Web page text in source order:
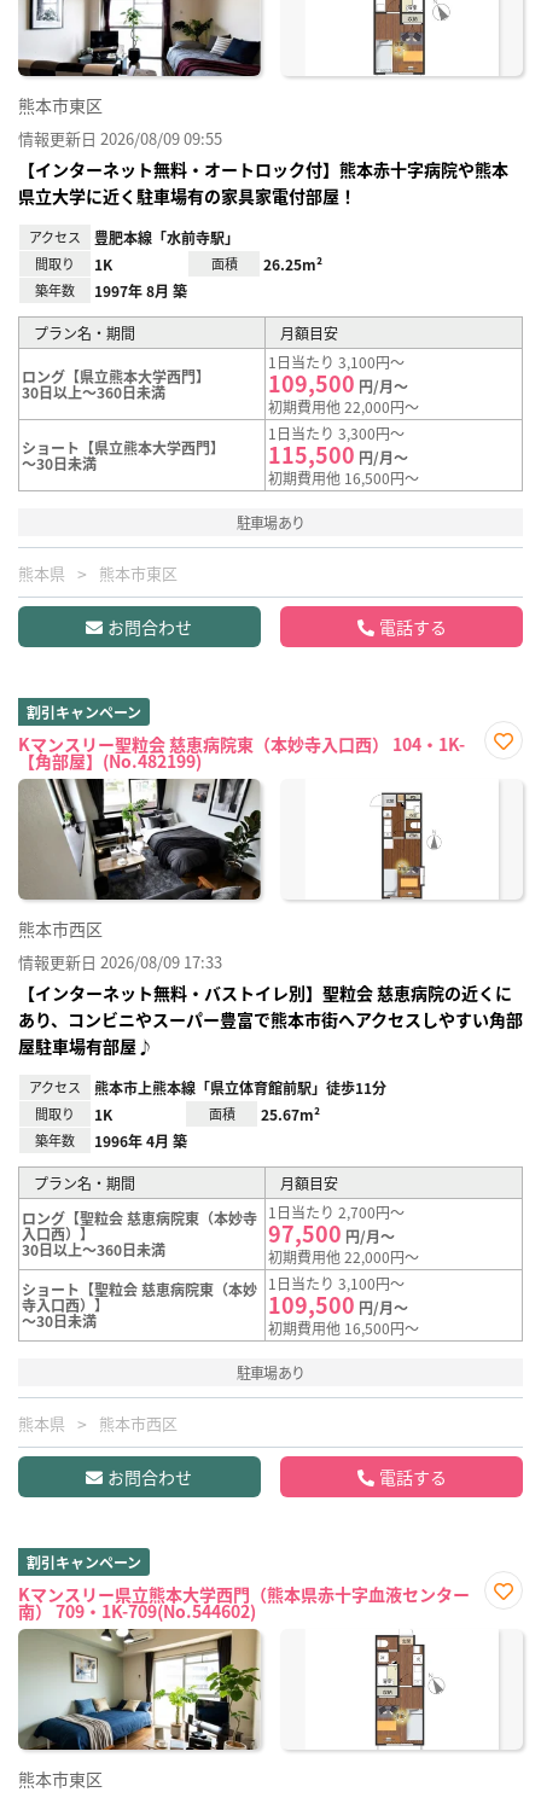
熊本市東区
情報更新日 2026/08/09 09:55
【インターネット無料・オートロック付】熊本赤十字病院や熊本
県立大学に近く駐車場有の家具家電付部屋！
アクセス 豊肥本線「水前寺駅」
間取り 1K 面積 26.25m²
築年数 1997年 8月 築
プラン名・期間 月額目安
ロング【県立熊本大学西門】
30日以上～360日未満
1日当たり 3,100円～
109,500 円/月～
初期費用他 22,000円～
ショート【県立熊本大学西門】
～30日未満
1日当たり 3,300円～
115,500 円/月～
初期費用他 16,500円～
駐車場あり
熊本県 熊本市東区
お問合わせ 電話する
割引キャンペーン
Kマンスリー聖粒会 慈恵病院東（本妙寺入口西） 104・1K-
【角部屋】(No.482199)
に入
熊本市西区
情報更新日 2026/08/09 17:33
【インターネット無料・バストイレ別】聖粒会 慈恵病院の近くに
あり、コンビニやスーパー豊富で熊本市街へアクセスしやすい角部
屋駐車場有部屋♪
アクセス 熊本市上熊本線「県立体育館前駅」徒歩11分
間取り 1K 面積 25.67m²
築年数 1996年 4月 築
プラン名・期間
月額目安
ロング【聖粒会 慈恵病院東（本妙寺
入口西）】
30日以上～360日未満
1日当たり 2,700円～
97,500 円/月～
初期費用他 22,000円～
ショート【聖粒会 慈恵病院東（本妙
寺入口西）】
～30日未満
1日当たり 3,100円～
109,500 円/月～
初期費用他 16,500円～
駐車場あり
熊本県 熊本市西区
お問合わせ 電話する
割引キャンペーン
Kマンスリー県立熊本大学西門（熊本県赤十字血液センター
南） 709・1K-709(No.544602)
に入
熊本市東区